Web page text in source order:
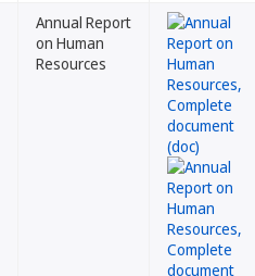
Annual Report
on Human
Resources